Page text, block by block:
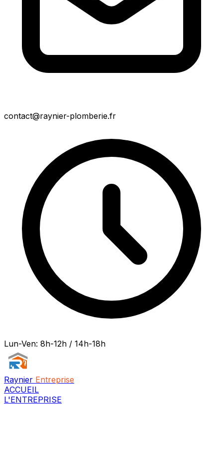
contact@raynier-plomberie.fr
Lun-Ven: 8h-12h / 14h-18h
Raynier Entreprise
ACCUEIL
L'ENTREPRISE